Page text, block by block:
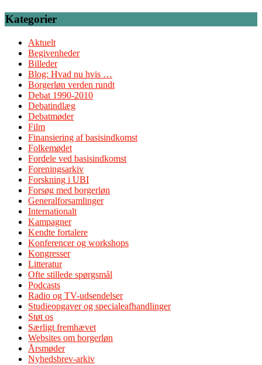
Kategorier
Aktuelt
Begivenheder
Billeder
Blog: Hvad nu hvis …
Borgerløn verden rundt
Debat 1990-2010
Debatindlæg
Debatmøder
Film
Finansiering af basisindkomst
Folkemødet
Fordele ved basisindkomst
Foreningsarkiv
Forskning i UBI
Forsøg med borgerløn
Generalforsamlinger
Internationalt
Kampagner
Kendte fortalere
Konferencer og workshops
Kongresser
Litteratur
Ofte stillede spørgsmål
Podcasts
Radio og TV-udsendelser
Studieopgaver og specialeafhandlinger
Støt os
Særligt fremhævet
Websites om borgerløn
Årsmøder
Nyhedsbrev-arkiv